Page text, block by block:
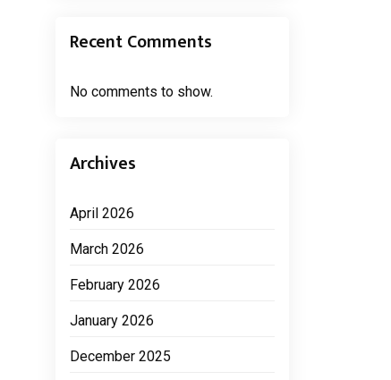
Recent Comments
No comments to show.
Archives
April 2026
March 2026
February 2026
January 2026
December 2025